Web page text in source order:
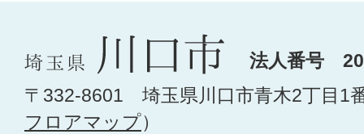
法人番号
〒332-8601 埼玉県川口市青木2丁目1
フロアマップ）